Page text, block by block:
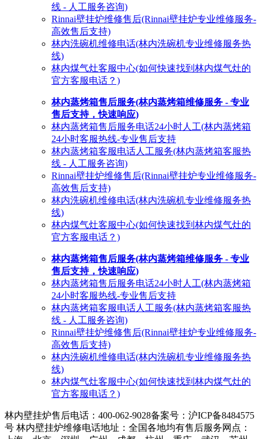
线 - 人工服务咨询)
Rinnai壁挂炉维修售后(Rinnai壁挂炉专业维修服务-
高效售后支持)
林内洗碗机维修电话(林内洗碗机专业维修服务热
线)
林内煤气灶客服中心(如何快速找到林内煤气灶的
官方客服电话？)
林内蒸烤箱售后服务(林内蒸烤箱维修服务 - 专业
售后支持，快速响应)
林内蒸烤箱售后服务电话24小时人工(林内蒸烤箱
24小时客服热线-专业售后支持
林内蒸烤箱客服电话人工服务(林内蒸烤箱客服热
线 - 人工服务咨询)
Rinnai壁挂炉维修售后(Rinnai壁挂炉专业维修服务-
高效售后支持)
林内洗碗机维修电话(林内洗碗机专业维修服务热
线)
林内煤气灶客服中心(如何快速找到林内煤气灶的
官方客服电话？)
林内蒸烤箱售后服务(林内蒸烤箱维修服务 - 专业
售后支持，快速响应)
林内蒸烤箱售后服务电话24小时人工(林内蒸烤箱
24小时客服热线-专业售后支持
林内蒸烤箱客服电话人工服务(林内蒸烤箱客服热
线 - 人工服务咨询)
Rinnai壁挂炉维修售后(Rinnai壁挂炉专业维修服务-
高效售后支持)
林内洗碗机维修电话(林内洗碗机专业维修服务热
线)
林内煤气灶客服中心(如何快速找到林内煤气灶的
官方客服电话？)
林内壁挂炉售后电话：400-062-9028备案号：沪ICP备8484575
号 林内壁挂炉维修电话地址：全国各地均有售后服务网点：